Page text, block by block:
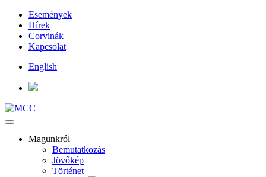
Események
Hírek
Corvinák
Kapcsolat
English
Magunkról
Bemutatkozás
Jövőkép
Történet